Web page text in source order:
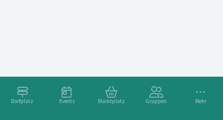
Dorfplatz Events Marktplatz Gruppen Mehr